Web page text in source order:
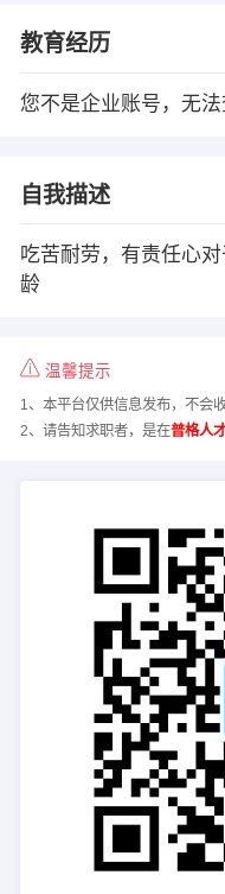
教育经历
您不是企业账号，无法
自我描述
吃苦耐劳，有责任心
龄
温馨提示
1、本平台仅供信息发布，不会
2、请告知求职者，是在普格人